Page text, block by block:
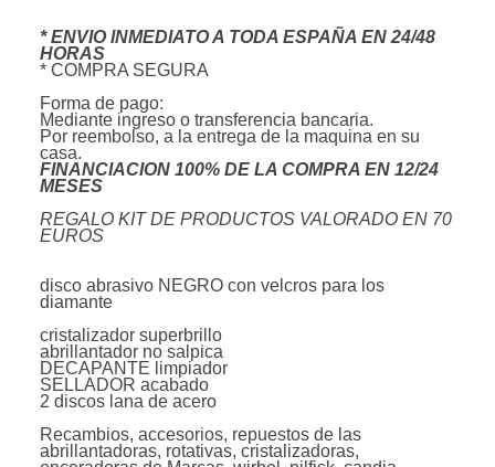
* ENVIO INMEDIATO A TODA ESPAÑA EN 24/48
HORAS
* COMPRA SEGURA
Forma de pago:
Mediante ingreso o transferencia bancaria.
Por reembolso, a la entrega de la maquina en su
casa.
FINANCIACION 100% DE LA COMPRA EN 12/24
MESES
REGALO KIT DE PRODUCTOS VALORADO EN 70
EUROS
disco abrasivo NEGRO con velcros para los
diamante
cristalizador superbrillo
abrillantador no salpica
DECAPANTE limpiador
SELLADOR acabado
2 discos lana de acero
Recambios, accesorios, repuestos de las
abrillantadoras, rotativas, cristalizadoras,